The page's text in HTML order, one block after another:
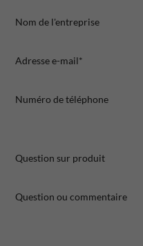
Nom de l'entreprise
Adresse e-mail*
Numéro de téléphone
Question sur produit
Question ou commentaire